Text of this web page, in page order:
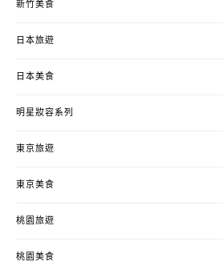
新竹美食
日本旅遊
日本美食
明星妝容系列
東京旅遊
東京美食
桃園旅遊
桃園美食